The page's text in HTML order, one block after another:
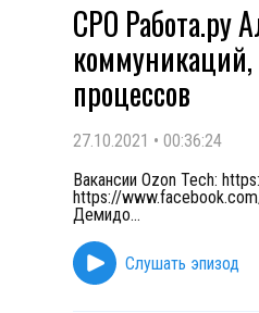
CPO Работа.ру
процессов
27.10.2021 • 00:36:24
Вакансии Ozon Tech:
https://
Демидо...
Слушать эпизод